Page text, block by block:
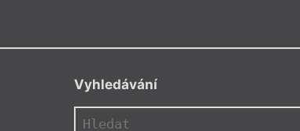
Vyhledávání